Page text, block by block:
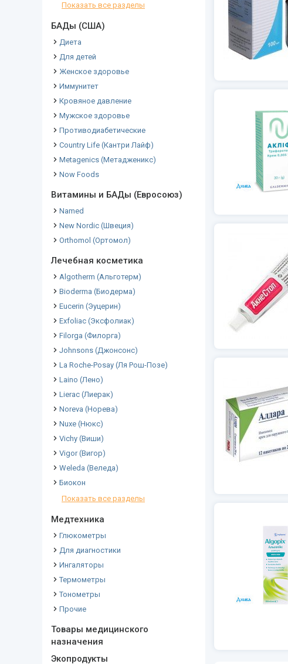
Показать все разделы
БАДы (США)
Диета
Для детей
Женское здоровье
Иммунитет
Кровяное давление
Мужское здоровье
Противодиабетические
Country Life (Кантри Лайф)
Metagenics (Метадженикс)
Now Foods
Витамины и БАДы (Евросоюз)
Named
New Nordic (Швеция)
Orthomol (Ортомол)
Лечебная косметика
Algotherm (Альготерм)
Bioderma (Биодерма)
Eucerin (Эуцерин)
Exfoliac (Эксфолиак)
Filorga (Филорга)
Johnsons (Джонсонс)
La Roche-Posay (Ля Рош-Позе)
Laino (Лено)
Lierac (Лиерак)
Noreva (Норева)
Nuxe (Нюкс)
Vichy (Виши)
Vigor (Вигор)
Weleda (Веледа)
Биокон
Показать все разделы
Медтехника
Глюкометры
Для диагностики
Ингаляторы
Термометры
Тонометры
Прочие
Товары медицинского
назначения
Экопродукты